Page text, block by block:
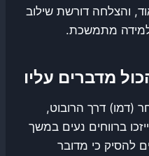
והצלחה דורשת שילוב
ולמידה מתמשכת.
מדברים עליו
(דמו) דרך הרובוט,
ברווחים נעים במשך
להסיק כי מדובר